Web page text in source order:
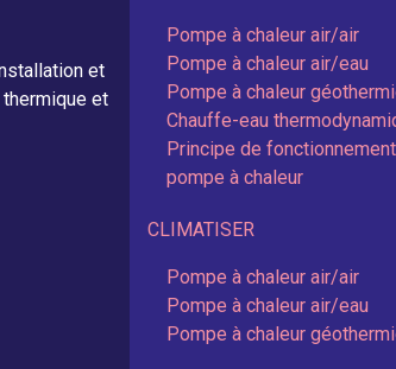
et
et
Pompe à chaleur air/air
Pompe à chaleur air/eau
Pompe à chaleur
Chauffe-eau
Principe de
pompe à chaleur
CLIMATISER
Pompe à chaleur air/air
Pompe à chaleur air/eau
Pompe à chaleur